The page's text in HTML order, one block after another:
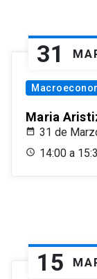
31
Maria
31 de
14:00 a
15